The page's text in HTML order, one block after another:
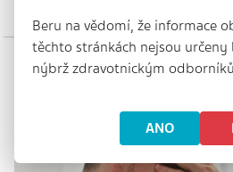
Beru na vědomí, že informace
těchto stránkách nejsou určeny
nýbrž zdravotnickým
ANO